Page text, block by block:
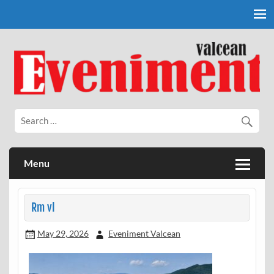
Eveniment Valcean
Menu
Rm vl
May 29, 2026 Eveniment Valcean